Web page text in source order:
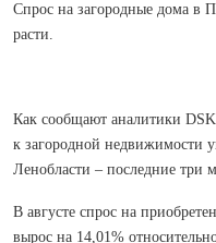
Спрос на загородные дома в
расти.
Как сообщают аналитики
к загородной недвижимости
Ленобласти – последние три
В августе спрос на
вырос на 14,01%